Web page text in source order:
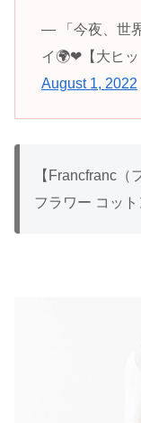
— 「今夜、世
イ🌍❤【大ヒ
August 1, 2022
【Francfranc（
フラワー コッ